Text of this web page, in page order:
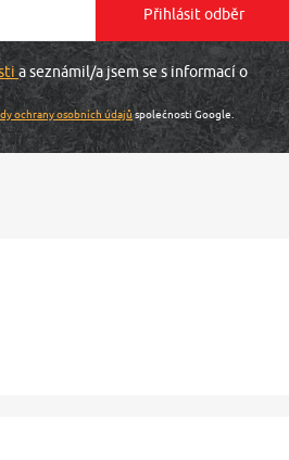
a seznámil/a jsem se s informací o
ochrany osobních údajůspolečnosti Google.